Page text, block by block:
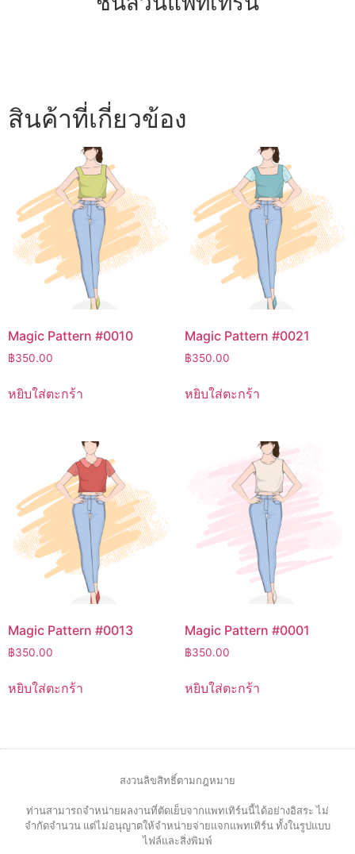
สินค้าที่เกี่ยวข้อง
Magic Pattern #0010
฿350.00
หยิบใส่ตะกร้า
Magic Pattern #0021
฿350.00
หยิบใส่ตะกร้า
Magic Pattern #0013
฿350.00
หยิบใส่ตะกร้า
Magic Pattern #0001
฿350.00
หยิบใส่ตะกร้า
สงวนลิขสิทธิ์ตามกฎหมาย
ท่านสามารถจำหน่ายผลงานที่ตัดเย็บจากแพทเทิร์นนี้ได้อย่างอิสระ ไม่
จำกัดจำนวน แต่ไม่อนุญาตให้จำหน่ายจ่ายแจกแพทเทิร์น ทั้งในรูปแบบ
ไฟล์และสิ่งพิมพ์